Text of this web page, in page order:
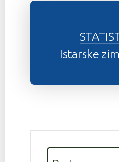
Istarske